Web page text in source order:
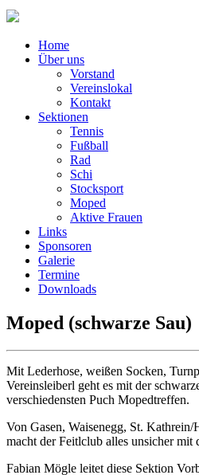
Home
Über uns
Vorstand
Vereinslokal
Kontakt
Sektionen
Tennis
Fußball
Rad
Schi
Stocksport
Moped
Aktive Frauen
Links
Sponsoren
Galerie
Termine
Downloads
Moped (schwarze Sau)
Mit Lederhose, weißen Socken,
Vereinsleiberl geht es mit der
verschiedensten Puch Mopedtreffen.
Von Gasen, Waisenegg, St.
macht der Feitlclub alles unsicher mit
Fabian Mögle leitet diese Sektion